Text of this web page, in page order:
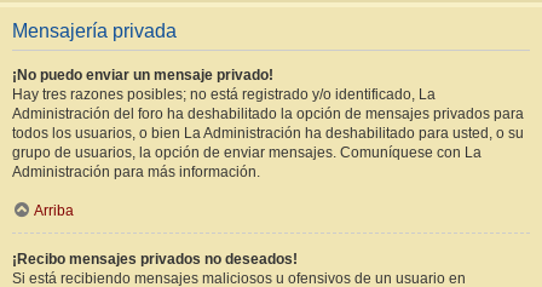
Mensajería privada
¡No puedo enviar un mensaje privado!
Hay tres razones posibles; no está registrado y/o identificado, La
Administración del foro ha deshabilitado la opción de mensajes privados para
todos los usuarios, o bien La Administración ha deshabilitado para usted, o su
grupo de usuarios, la opción de enviar mensajes. Comuníquese con La
Administración para más información.
Arriba
¡Recibo mensajes privados no deseados!
Si está recibiendo mensajes maliciosos u ofensivos de un usuario en